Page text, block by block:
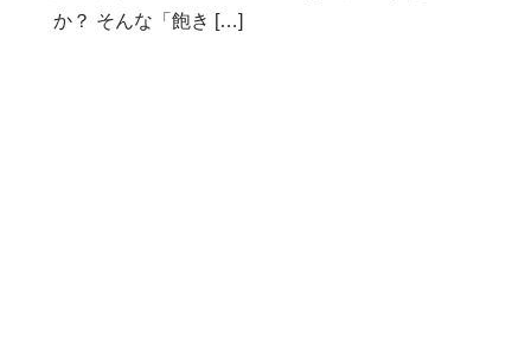
か？ そんな「飽き […]